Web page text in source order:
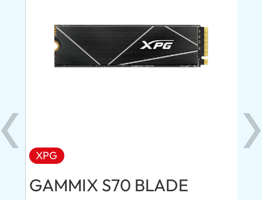
XPG
GAMMIX S70 BLADE